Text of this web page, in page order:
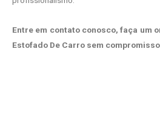
Entre em contato conosco, faça um
Estofado De Carro sem